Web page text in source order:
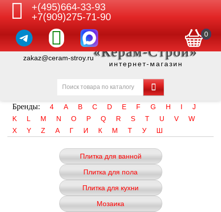
+(495)664-33-93
+7(909)275-71-90
0
zakaz@ceram-stroy.ru«Керам-Строй»
интернет-магазин
Бренды: 4 A B C D E F G H I
J
K
L M N O P Q R S T U V
W
X
Y Z А Г И К М Т У Ш
Плитка для ванной
Плитка для пола
Плитка для кухни
Мозаика